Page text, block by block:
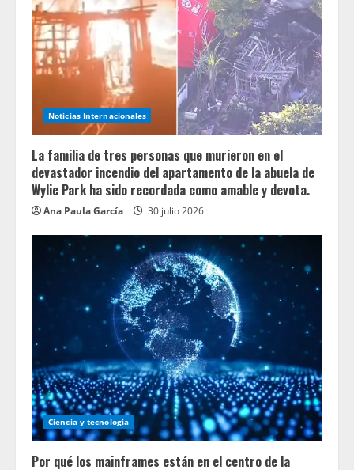
Noticias Internacionales
La familia de tres personas que murieron en el
devastador incendio del apartamento de la abuela de
Wylie Park ha sido recordada como amable y devota.
Ana Paula García 30 julio 2026
Ciencia y tecnologia
Por qué los mainframes están en el centro de la